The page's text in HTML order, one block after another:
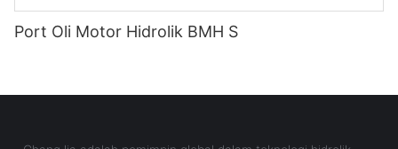
Port Oli Motor Hidrolik BMH S